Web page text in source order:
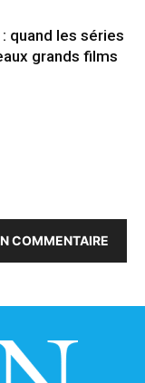
: quand les séries
grands films
COMMENTAIRE